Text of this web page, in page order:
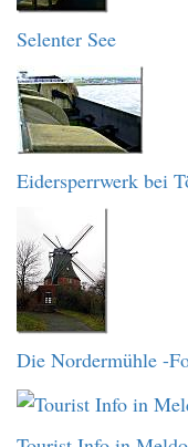
Selenter See
Eidersperrwerk bei
Die Nordermühle -